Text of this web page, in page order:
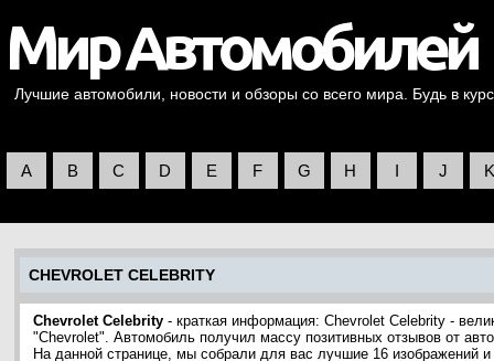
Лучшие автомобили, новости и обзоры со всего мира. Будь в
A B C D E F G H I J K
CHEVROLET CELEBRITY
Chevrolet Celebrity - краткая информация: Chevrolet Celebrity -
"Chevrolet". Автомобиль получил массу позитивных отзывов от
На данной странице, мы собрали для вас лучшие 16 изображений